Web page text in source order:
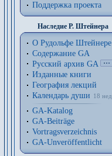
Поддержка проекта
Наследие Р. Штейнера
О Рудольфе Штейнере
Содержание GA
Русский архив GA
Изданные книги
География лекций
Календарь души
18 нед.
GA-Katalog
GA-Beiträge
Vortragsverzeichnis
GA-Unveröffentlicht